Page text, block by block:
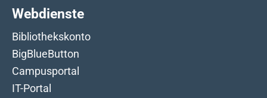
Webdienste
Bibliothekskonto
BigBlueButton
Campusportal
IT-Portal